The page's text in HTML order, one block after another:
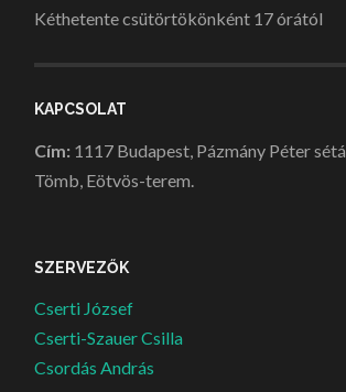
Kéthetente csütörtökönként 17 órától
KAPCSOLAT
Cím: 1117 Budapest, Pázmány Péter
Tömb, Eötvös-terem.
SZERVEZŐK
Cserti József
Cserti-Szauer Csilla
Csordás András